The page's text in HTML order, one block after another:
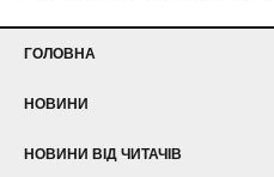
ГОЛОВНА
НОВИНИ
НОВИНИ ВІД ЧИТАЧІВ